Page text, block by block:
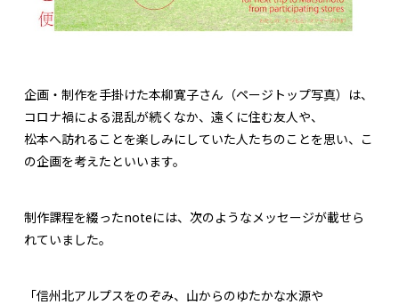
企画・制作を手掛けた本柳寛子さん（ページトップ写真）は、
コロナ禍による混乱が続くなか、遠くに住む友人や、
松本へ訪れることを楽しみにしていた人たちのことを思い、こ
の企画を考えたといいます。
制作課程を綴ったnoteには、次のようなメッセージが載せら
れていました。
「信州北アルプスをのぞみ、山からのゆたかな水源や